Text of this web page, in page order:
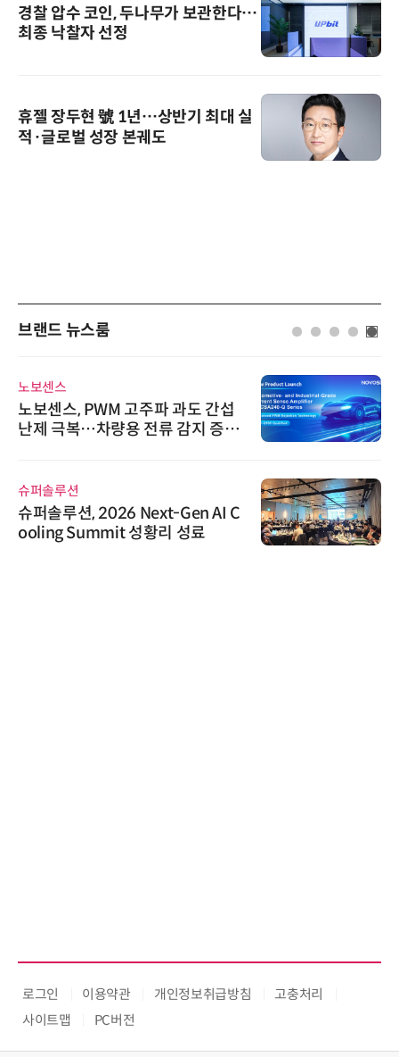
경찰 압수 코인, 두나무가 보관한다…
최종 낙찰자 선정
휴젤 장두현 號 1년…상반기 최대 실
적·글로벌 성장 본궤도
브랜드 뉴스룸
노보센스
노보센스, PWM 고주파 과도 간섭
난제 극복…차량용 전류 감지 증폭
슈퍼솔루션
슈퍼솔루션, 2026 Next-Gen AI C
ooling Summit 성황리 성료
로그인 이용약관 개인정보취급방침
고충처리
사이트맵
PC버전